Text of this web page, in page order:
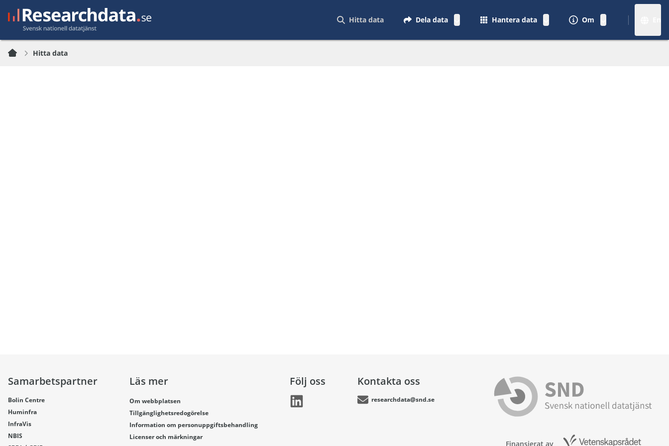
Hitta data Dela data Hantera data Om
Hitta data
Samarbetspartner
Bolin Centre
Huminfra
InfraVis
NBIS
Läs mer
Om webbplatsen
Tillgänglighetsredogörelse
Information om personuppgiftsbehandling
Licenser och märkningar
Följ oss Kontakta oss
researchdata@snd.se
Finansierat av